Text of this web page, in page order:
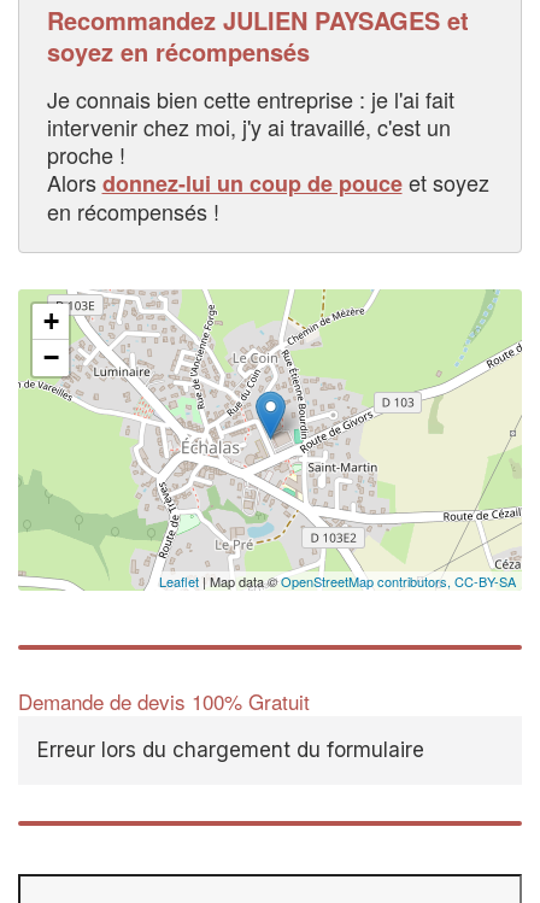
Recommandez JULIEN PAYSAGES et
soyez en récompensés
Je connais bien cette entreprise : je l'ai fait
intervenir chez moi, j'y ai travaillé, c'est un
proche !
Alorsdonnez-lui un coup de pouceet soyez
en récompensés !
+
−
Leaflet | Map data ©OpenStreetMap contributors, CC-BY-SA
Demande de devis 100% Gratuit
Erreur lors du chargement du formulaire